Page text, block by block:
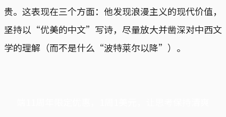
贵。这表现在三个方面：他发现浪漫主义的现代价值，
坚持以“优美的中文”写诗，尽量放大并凿深对中西文
学的理解（而不是什么“波特莱尔以降”）。